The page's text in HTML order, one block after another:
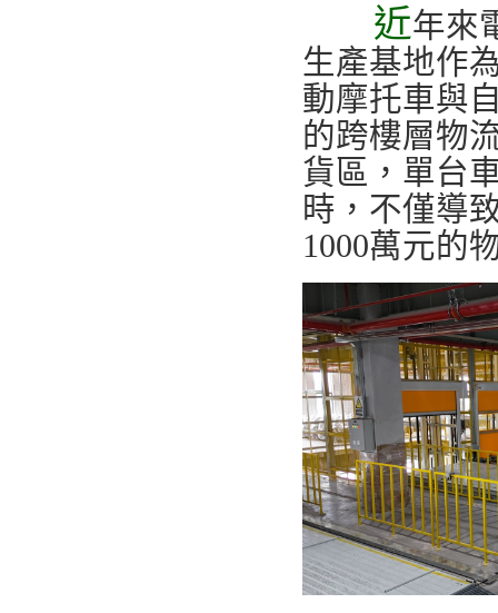
近年來
生產基地作
動摩托車與
的跨樓層物
貨區，單台
時，不僅導
1000萬元的